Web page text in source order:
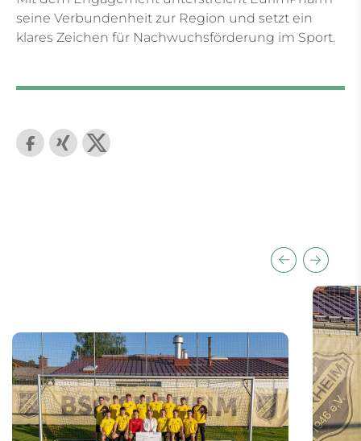
seine Verbundenheit zur Region und setzt ein
klares Zeichen für Nachwuchsförderung im Sport.